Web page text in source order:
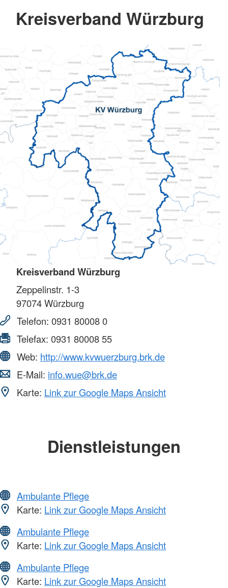
Kreisverband Würzburg
Kreisverband Würzburg
Zeppelinstr. 1-3
97074Würzburg
Telefon: 0931 80008 0
Telefax: 0931 80008 55
Web: http://www.kvwuerzburg.brk.de
E-Mail: info.wue@brk.de
Karte: Link zur Google Maps Ansicht
Dienstleistungen
Ambulante Pflege
Karte: Link zur Google Maps Ansicht
Ambulante Pflege
Karte: Link zur Google Maps Ansicht
Ambulante Pflege
Karte: Link zur Google Maps Ansicht